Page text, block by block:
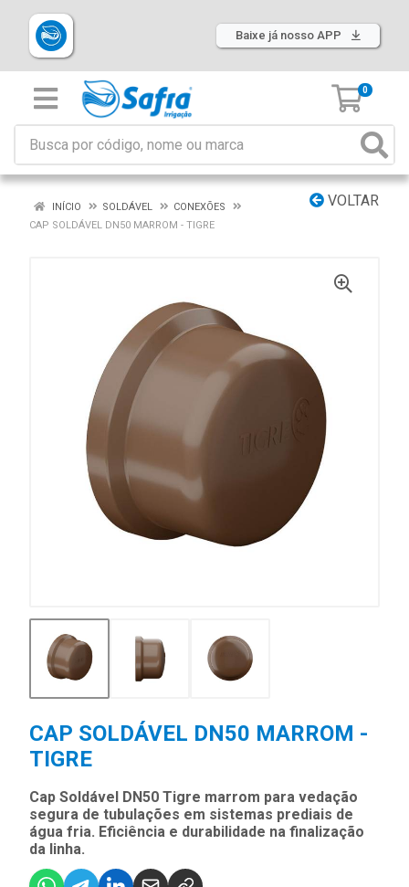
Baixe já nosso APP
0
VOLTAR
INÍCIO SOLDÁVEL
CONEXÕES
CAP SOLDÁVEL DN50 MARROM - TIGRE
CAP SOLDÁVEL DN50 MARROM -
TIGRE
Cap Soldável DN50 Tigre marrom para vedação
segura de tubulações em sistemas prediais de
água fria. Eficiência e durabilidade na finalização
da linha.